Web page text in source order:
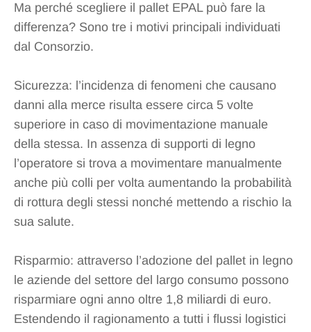
Ma perché scegliere il pallet EPAL può fare la
differenza? Sono tre i motivi principali individuati
dal Consorzio.
Sicurezza: l’incidenza di fenomeni che causano
danni alla merce risulta essere circa 5 volte
superiore in caso di movimentazione manuale
della stessa. In assenza di supporti di legno
l’operatore si trova a movimentare manualmente
anche più colli per volta aumentando la probabilità
di rottura degli stessi nonché mettendo a rischio la
sua salute.
Risparmio: attraverso l’adozione del pallet in legno
le aziende del settore del largo consumo possono
risparmiare ogni anno oltre 1,8 miliardi di euro.
Estendendo il ragionamento a tutti i flussi logistici